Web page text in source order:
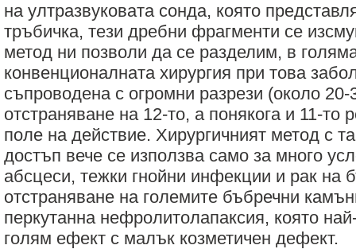
на ултразвуковата сонда, която
тръбичка, тези дребни фрагменти се
метод ни позволи да се разделим, в
конвенционалната хирургия при това
съпроводена с огромни разрези (около
отстраняване на 12-то, а понякога и 11-то
поле на действие. Хирургичният метод с
достъп вече се използва само за много
абсцеси, тежки гнойни инфекции и рак на
отстраняване на големите бъбречни
перкутанна нефролитолапаксия, която
голям ефект с малък козметичен дефект.